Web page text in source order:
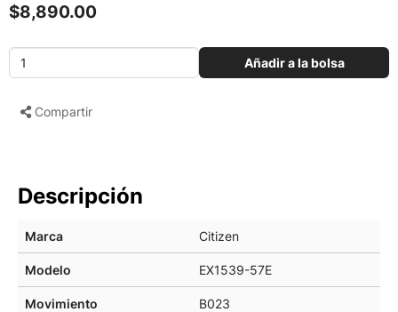
$8,890.00
Añadir a la bolsa
Compartir
Descripción
Marca Citizen
Modelo EX1539-57E
Movimiento B023